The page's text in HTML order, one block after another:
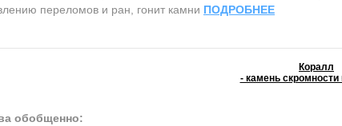
переломов и ран, гонит камни ПОДРОБНЕЕ
Коралл
- камень скромности
обобщенно: